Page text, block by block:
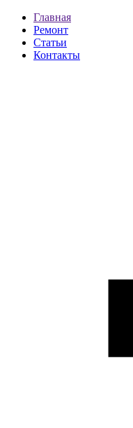
Главная
Ремонт
Статьи
Контакты